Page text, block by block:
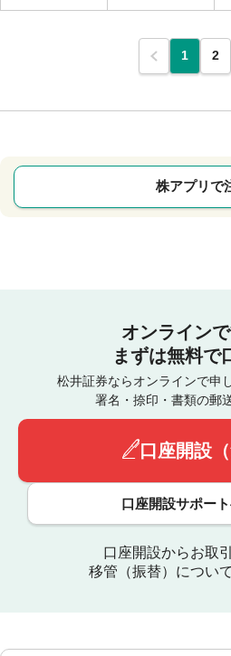
1 2
株アプリで
オンラインで
まずは無料で
松井証券ならオンラインで申
署名・捺印・書類の郵
口座開設（
口座開設サポー
口座開設からお取
移管（振替）につい